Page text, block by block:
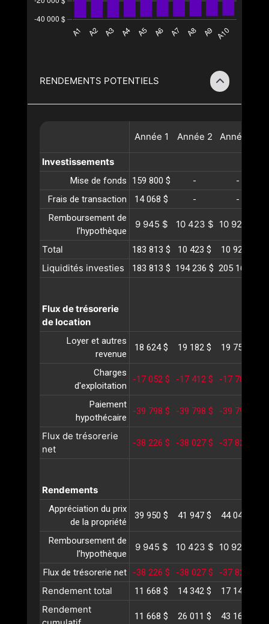
RENDEMENTS POTENTIELS
Année 1 Année 2 Année
Investissements
Mise de fonds 159 800 $ -
-
Frais de transaction
14 068 $ -
-
Remboursement de
l’hypothèque
9 945 $ 10 423 $ 10 924 $
Total 183 813 $ 10 423 $ 10 924 $
Liquidités investies 183 813 $ 194 236 $ 205 160 $
Flux de trésorerie
de location
Loyer et autres
revenue
18 624 $ 19 182 $ 19 758 $
Charges
d'exploitation
-17 052 $ -17 412 $ -17 780 $
Paiement
hypothécaire
-39 798 $ -39 798 $ -39 798 $
Flux de trésorerie
net
-38 226 $ -38 027 $ -37 820 $
Rendements
Appréciation du prix
de la propriété
39 950 $ 41 947 $ 44 044 $
Remboursement de
l’hypothèque
9 945 $ 10 423 $ 10 924 $
Flux de trésorerie net -38 226 $ -38 027 $ -37 820 $
Rendement total 11 668 $ 14 342 $ 17 148 $
Rendement
11 668 $ 26 011 $ 43 160 $